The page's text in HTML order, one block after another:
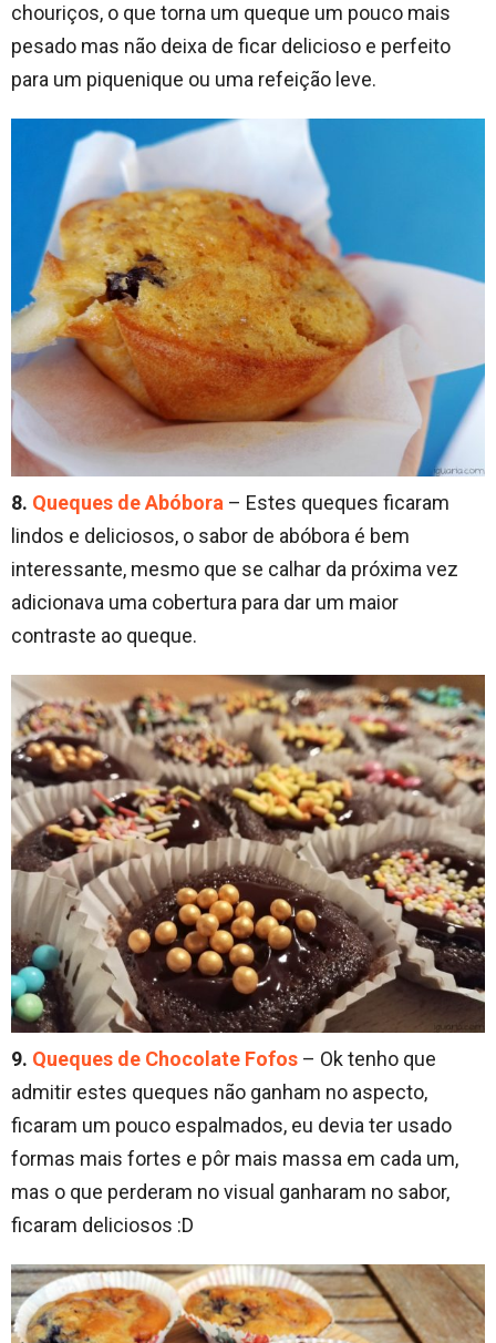
chouriços, o que torna um queque um pouco mais
pesado mas não deixa de ficar delicioso e perfeito
para um piquenique ou uma refeição leve.
8. Queques de Abóbora – Estes queques ficaram
lindos e deliciosos, o sabor de abóbora é bem
interessante, mesmo que se calhar da próxima vez
adicionava uma cobertura para dar um maior
contraste ao queque.
9. Queques de Chocolate Fofos – Ok tenho que
admitir estes queques não ganham no aspecto,
ficaram um pouco espalmados, eu devia ter usado
formas mais fortes e pôr mais massa em cada um,
mas o que perderam no visual ganharam no sabor,
ficaram deliciosos :D